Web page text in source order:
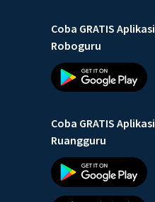
Coba GRATIS Aplikasi
Roboguru
Coba GRATIS Aplikasi
Ruangguru